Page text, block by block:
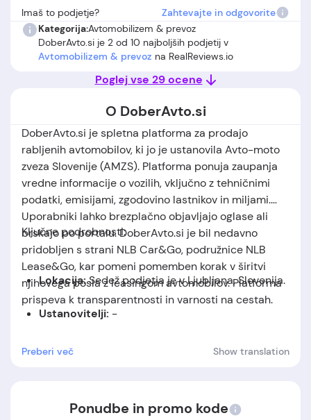
Imaš to podjetje?
Zahtevajte in odgovorite
Kategorija:Avtomobilizem & prevoz
DoberAvto.si je 2 od 10 najboljših podjetij v
Avtomobilizem & prevoz na RealReviews.io
Poglej vse 29 ocene
O DoberAvto.si
DoberAvto.si je spletna platforma za prodajo
rabljenih avtomobilov, ki jo je ustanovila Avto-moto
zveza Slovenije (AMZS). Platforma ponuja zaupanja
vredne informacije o vozilih, vključno z tehničnimi
podatki, emisijami, zgodovino lastnikov in miljami.
Uporabniki lahko brezplačno objavljajo oglase ali
brskajo po portalu. DoberAvto.si je bil nedavno
pridobljen s strani NLB Car&Go, podružnice NLB
Lease&Go, kar pomeni pomemben korak v širitvi
njihovega posla z leasingom avtomobilov. Platforma
prispeva k transparentnosti in varnosti na cestah.
Ključne podrobnosti:
Lokacija:Sedež podjetja je v Ljubljana, Slovenija.
Ustanovitelji: -
Datum ustanovitve:
podjetje je bilo
Preberi več Show translation
Ponudbe in promo kode